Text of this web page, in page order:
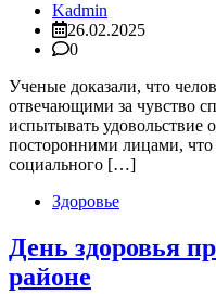
Kadmin
26.02.2025
0
Ученые доказали, что
отвечающими за чувство
испытывать удовольствие
посторонними лицами, что
социального […]
Здоровье
День здоровья
районе